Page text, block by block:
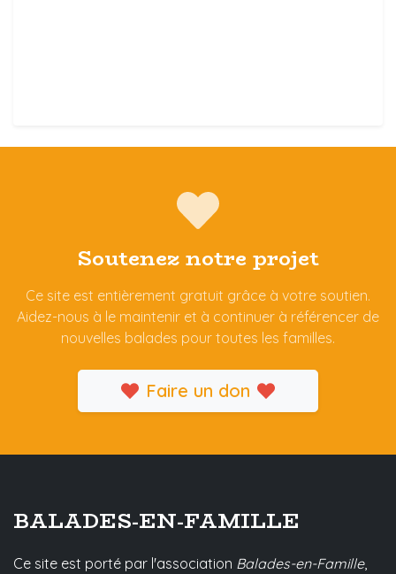
Soutenez notre projet
Ce site est entièrement gratuit grâce à votre soutien.
Aidez-nous à le maintenir et à continuer à référencer de
nouvelles balades pour toutes les familles.
Faire un don
BALADES-EN-FAMILLE
Ce site est porté par l'association Balades-en-Famille,